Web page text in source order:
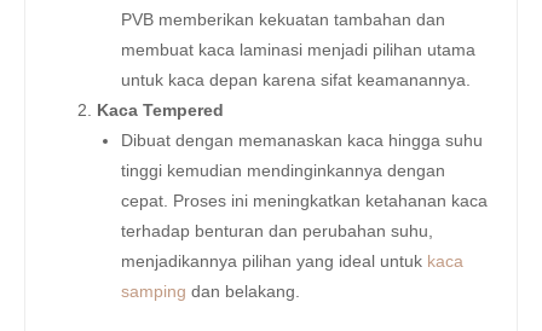
PVB memberikan kekuatan tambahan dan
membuat kaca laminasi menjadi pilihan utama
untuk kaca depan karena sifat keamanannya.
Kaca Tempered
Dibuat dengan memanaskan kaca hingga suhu
tinggi kemudian mendinginkannya dengan
cepat. Proses ini meningkatkan ketahanan kaca
terhadap benturan dan perubahan suhu,
menjadikannya pilihan yang ideal untuk kaca
samping dan belakang.